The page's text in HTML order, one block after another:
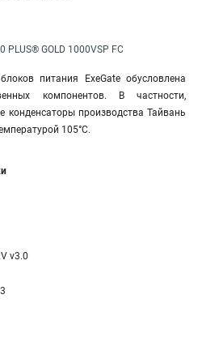
PLUS® GOLD 1000VSP FC
питания ExeGate обусловлена
компонентов. В частности,
конденсаторы производства Тайвань
105°С.
v3.0